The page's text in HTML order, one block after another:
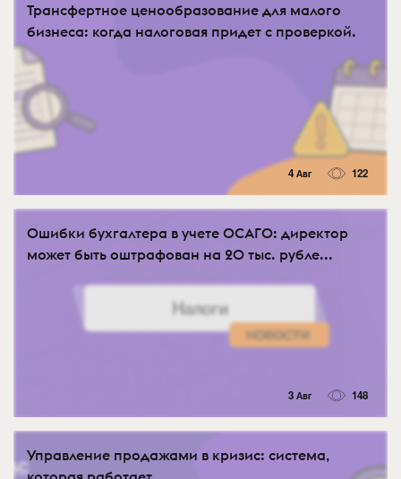
Трансфертное ценообразование для малого
бизнеса: когда налоговая придет с проверкой.
4 Авг 122
Ошибки бухгалтера в учете ОСАГО: директор
может быть оштрафован на 20 тыс. рубле...
3 Авг 148
Управление продажами в кризис: система,